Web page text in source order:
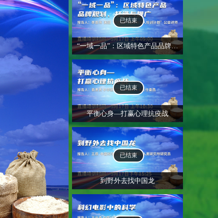
已结束
“一域一品”：区域特色产品品牌规划、打造与推广
已结束
平衡心身—打赢心理抗疫战
已结束
到野外去找中国龙